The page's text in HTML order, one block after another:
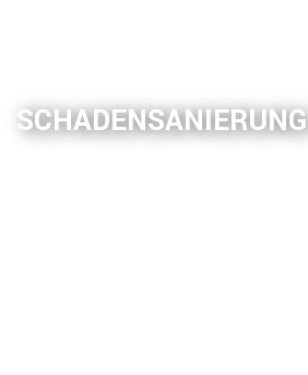
SCHADENSANIERUNG